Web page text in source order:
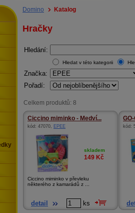
Domino Katalog
Hračky
Hledání:
Hledat v této kategorii
Značka:
Pořadí:
Celkem produktů: 8
Ciccino miminko - Medví...
kód: 47070, EPEE
skladem
149 Kč
Ciccino miminko v převleku
některého z kamarádů z ...
detail ks
kód: